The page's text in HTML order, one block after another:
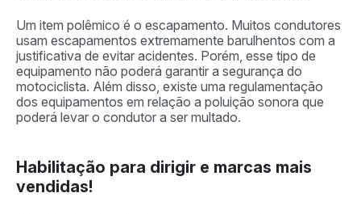
Um item polêmico é o escapamento. Muitos condutores
usam escapamentos extremamente barulhentos com a
justificativa de evitar acidentes. Porém, esse tipo de
equipamento não poderá garantir a segurança do
motociclista. Além disso, existe uma regulamentação
dos equipamentos em relação a poluição sonora que
poderá levar o condutor a ser multado.
Habilitação para dirigir e marcas mais
vendidas!